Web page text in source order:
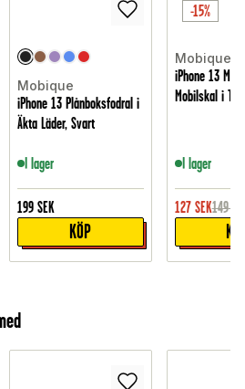
Mobique
iPhone 13 Plånboksfodral i
Äkta Läder, Svart
I lager
199 SEK
KÖP
-15%
Mobique
iPhone 13
Mobilskal i
I lager
127 SEK149